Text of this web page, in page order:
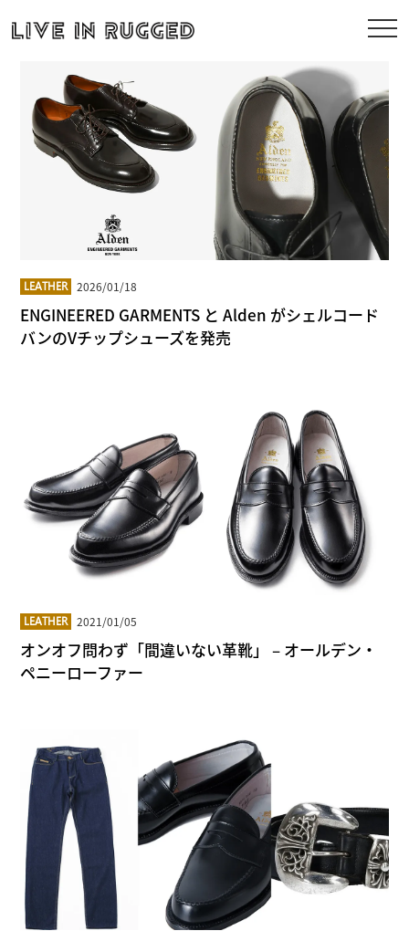
LEATHER 2026/01/18
ENGINEERED GARMENTS と Alden がシェルコード
バンのVチップシューズを発売
LEATHER 2021/01/05
オンオフ問わず「間違いない革靴」 – オールデン・
ペニーローファー